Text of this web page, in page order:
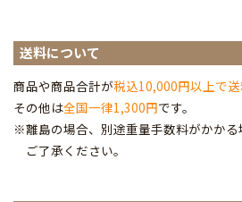
送料について
商品や商品合計が税込10,000円以上で
その他は全国一律1,300円です。
※離島の場合、別途重量手数料がかかる
ご了承ください。